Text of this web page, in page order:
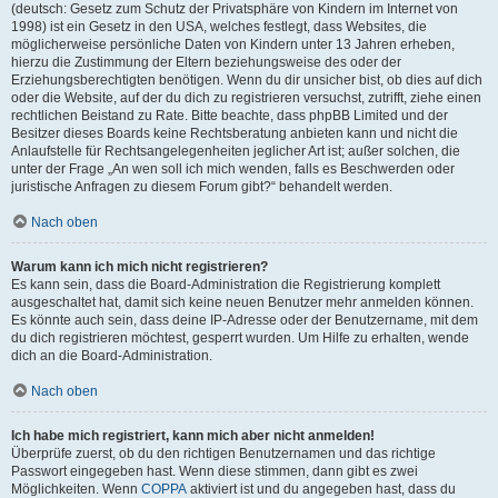
(deutsch: Gesetz zum Schutz der Privatsphäre von Kindern im Internet von
1998) ist ein Gesetz in den USA, welches festlegt, dass Websites, die
möglicherweise persönliche Daten von Kindern unter 13 Jahren erheben,
hierzu die Zustimmung der Eltern beziehungsweise des oder der
Erziehungsberechtigten benötigen. Wenn du dir unsicher bist, ob dies auf dich
oder die Website, auf der du dich zu registrieren versuchst, zutrifft, ziehe einen
rechtlichen Beistand zu Rate. Bitte beachte, dass phpBB Limited und der
Besitzer dieses Boards keine Rechtsberatung anbieten kann und nicht die
Anlaufstelle für Rechtsangelegenheiten jeglicher Art ist; außer solchen, die
unter der Frage „An wen soll ich mich wenden, falls es Beschwerden oder
juristische Anfragen zu diesem Forum gibt?“ behandelt werden.
Nach oben
Warum kann ich mich nicht registrieren?
Es kann sein, dass die Board-Administration die Registrierung komplett
ausgeschaltet hat, damit sich keine neuen Benutzer mehr anmelden können.
Es könnte auch sein, dass deine IP-Adresse oder der Benutzername, mit dem
du dich registrieren möchtest, gesperrt wurden. Um Hilfe zu erhalten, wende
dich an die Board-Administration.
Nach oben
Ich habe mich registriert, kann mich aber nicht anmelden!
Überprüfe zuerst, ob du den richtigen Benutzernamen und das richtige
Passwort eingegeben hast. Wenn diese stimmen, dann gibt es zwei
Möglichkeiten. Wenn COPPA aktiviert ist und du angegeben hast, dass du